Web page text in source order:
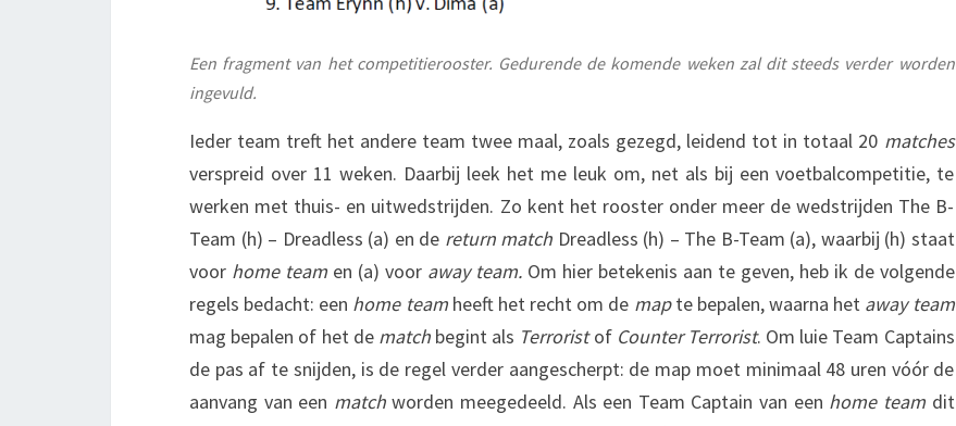
Een fragment van het competitierooster. Gedurende de komende weken zal dit steeds verder worden
ingevuld.
Ieder team treft het andere team twee maal, zoals gezegd, leidend tot in totaal 20 matches
verspreid over 11 weken. Daarbij leek het me leuk om, net als bij een voetbalcompetitie, te
werken met thuis- en uitwedstrijden. Zo kent het rooster onder meer de wedstrijden The B-
Team (h) – Dreadless (a) en de return match Dreadless (h) – The B-Team (a), waarbij (h) staat
voor home teamen (a) voor away team. Om hier betekenis aan te geven, heb ik de volgende
regels bedacht: een home teamheeft het recht om de mapte bepalen, waarna het away team
mag bepalen of het de matchbegint als Terroristof Counter Terrorist. Om luie Team Captains
de pas af te snijden, is de regel verder aangescherpt: de map moet minimaal 48 uren vóór de
aanvang van een matchworden meegedeeld. Als een Team Captain van een home teamdit